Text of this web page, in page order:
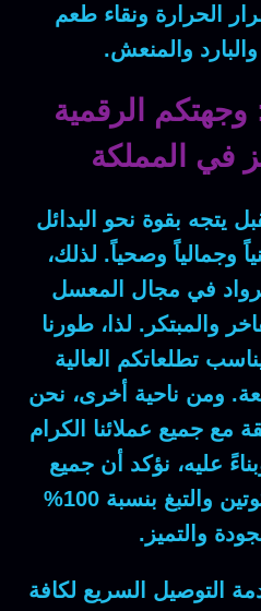
الحرارة ونقاء طعم
والبارد والمنعش.
الرقمية
في المملكة
يتجه بقوة نحو البدائل
وجمالياً وصحياً. لذلك،
في مجال المعسل
والمبتكر. لذا ، طورنا
تطلعاتكم العالية
ومن ناحية أخرى، نحن
مع جميع عملائنا الكرام
عليه، نؤكد أن جميع
نكهاتنا خالية من النيكوتين والتبغ بنسبة 100%
والتميز.
التوصيل السريع لكافة